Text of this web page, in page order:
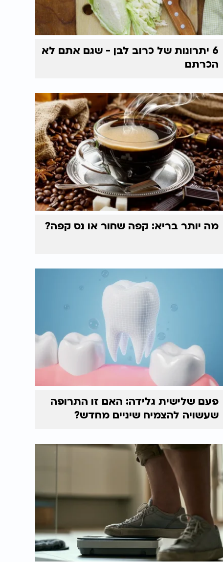
6 יתרונות של כרוב לבן - שגם אתם לא
הכרתם
מה יותר בריא: קפה שחור או נס קפה?
פעם שלישית גלידה: האם זו התרופה
שעשויה להצמיח שיניים מחדש?